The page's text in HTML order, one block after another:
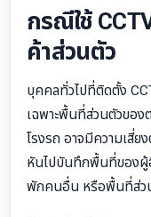
กรณีใช้
ค้าส่วนตัว
บุคคลทั่วไปที่ติดตั้ง
เฉพาะพื้นที่ส่วนตัวของ
โรงรถ อาจมีความเสี่ย
หันไปบันทึกพื้นที่ของผู้
พักคนอื่น หรือพื้นที่ส่วน